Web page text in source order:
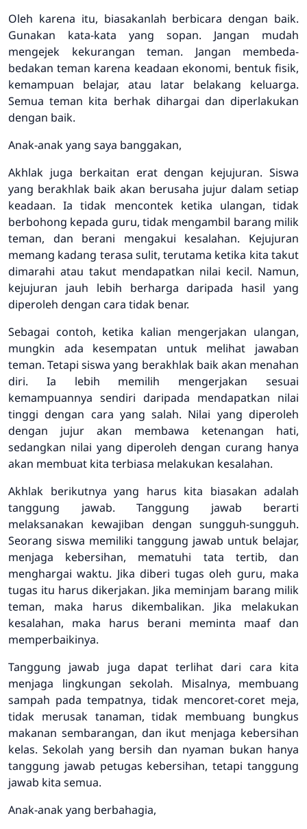
Oleh karena itu, biasakanlah berbicara dengan baik.
Gunakan kata-kata yang sopan. Jangan mudah
mengejek kekurangan teman. Jangan membeda-
bedakan teman karena keadaan ekonomi, bentuk fisik,
kemampuan belajar, atau latar belakang keluarga.
Semua teman kita berhak dihargai dan diperlakukan
dengan baik.
Anak-anak yang saya banggakan,
Akhlak juga berkaitan erat dengan kejujuran. Siswa
yang berakhlak baik akan berusaha jujur dalam setiap
keadaan. Ia tidak mencontek ketika ulangan, tidak
berbohong kepada guru, tidak mengambil barang milik
teman, dan berani mengakui kesalahan. Kejujuran
memang kadang terasa sulit, terutama ketika kita takut
dimarahi atau takut mendapatkan nilai kecil. Namun,
kejujuran jauh lebih berharga daripada hasil yang
diperoleh dengan cara tidak benar.
Sebagai contoh, ketika kalian mengerjakan ulangan,
mungkin ada kesempatan untuk melihat jawaban
teman. Tetapi siswa yang berakhlak baik akan menahan
diri. Ia lebih memilih mengerjakan sesuai
kemampuannya sendiri daripada mendapatkan nilai
tinggi dengan cara yang salah. Nilai yang diperoleh
dengan jujur akan membawa ketenangan hati,
sedangkan nilai yang diperoleh dengan curang hanya
akan membuat kita terbiasa melakukan kesalahan.
Akhlak berikutnya yang harus kita biasakan adalah
tanggung jawab. Tanggung jawab berarti
melaksanakan kewajiban dengan sungguh-sungguh.
Seorang siswa memiliki tanggung jawab untuk belajar,
menjaga kebersihan, mematuhi tata tertib, dan
menghargai waktu. Jika diberi tugas oleh guru, maka
tugas itu harus dikerjakan. Jika meminjam barang milik
teman, maka harus dikembalikan. Jika melakukan
kesalahan, maka harus berani meminta maaf dan
memperbaikinya.
Tanggung jawab juga dapat terlihat dari cara kita
menjaga lingkungan sekolah. Misalnya, membuang
sampah pada tempatnya, tidak mencoret-coret meja,
tidak merusak tanaman, tidak membuang bungkus
makanan sembarangan, dan ikut menjaga kebersihan
kelas. Sekolah yang bersih dan nyaman bukan hanya
tanggung jawab petugas kebersihan, tetapi tanggung
jawab kita semua.
Anak-anak yang berbahagia,